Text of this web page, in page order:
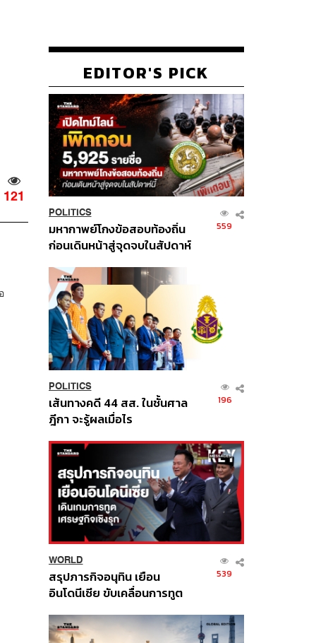
121
EDITOR'S PICK
POLITICS
มหากาพย์โกงข้อสอบท้องถิ่น
ก่อนเดินหน้าสู่จุดจบในสัปดาห์
559
POLITICS
เส้นทางคดี 44 สส. ในชั้นศาล
ฎีกา จะรู้ผลเมื่อไร
196
WORLD
สรุปภารกิจอนุทิน เยือน
อินโดนีเซีย ขับเคลื่อนการทูต
ส่วนยุทธศาสตร์ไทย –
539